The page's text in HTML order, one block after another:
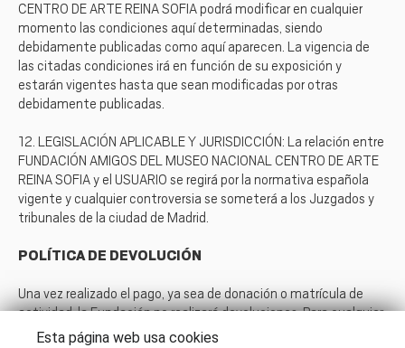
CENTRO DE ARTE REINA SOFIA podrá modificar en cualquier
momento las condiciones aquí determinadas, siendo
debidamente publicadas como aquí aparecen. La vigencia de
las citadas condiciones irá en función de su exposición y
estarán vigentes hasta que sean modificadas por otras
debidamente publicadas.
12. LEGISLACIÓN APLICABLE Y JURISDICCIÓN: La relación entre
FUNDACIÓN AMIGOS DEL MUSEO NACIONAL CENTRO DE ARTE
REINA SOFIA y el USUARIO se regirá por la normativa española
vigente y cualquier controversia se someterá a los Juzgados y
tribunales de la ciudad de Madrid.
POLÍTICA DE DEVOLUCIÓN
Una vez realizado el pago, ya sea de donación o matrícula de
actividad, la Fundación no realizará devoluciones. Para cualquier
consulta,somos@amigosmuseoreinasoifia.org
Esta página web usa cookies